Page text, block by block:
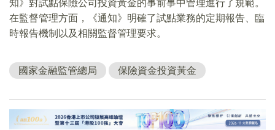
知》對試點保險公司投資黃金的事前事中管理進行了規範。
在監督管理方面，《通知》明確了試點業務的定期報告、臨
時報告機制以及相關監督管理要求。
國家金融監管總局 保險資金投資黃金